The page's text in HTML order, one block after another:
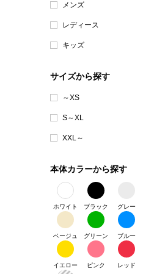
メンズ
レディース
キッズ
サイズから探す
～XS
S～XL
XXL～
本体カラーから探す
ホワイト ブラック グレー
ベージュ グリーン ブルー
イエロー ピンク レッド